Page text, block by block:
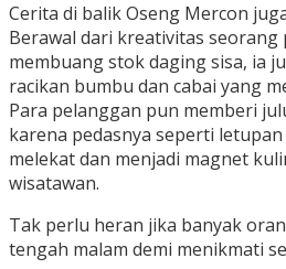
Cerita di balik Oseng Mercon
Berawal dari kreativitas seorang
membuang stok daging sisa, ia
racikan bumbu dan cabai yang
Para pelanggan pun memberi
karena pedasnya seperti
melekat dan menjadi magnet
wisatawan.
Tak perlu heran jika banyak
tengah malam demi menikmati